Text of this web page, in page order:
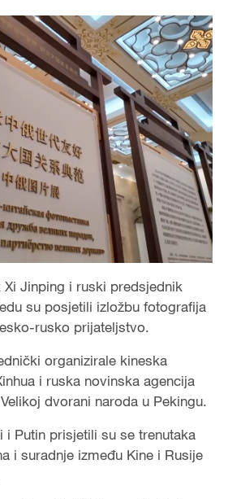
Jinping i ruski predsjednik
su posjetili izložbu fotografija
rusko prijateljstvo.
organizirale kineska
i ruska novinska agencija
dvorani naroda u Pekingu.
i Putin prisjetili su se trenutaka
i suradnje između Kine i Rusije